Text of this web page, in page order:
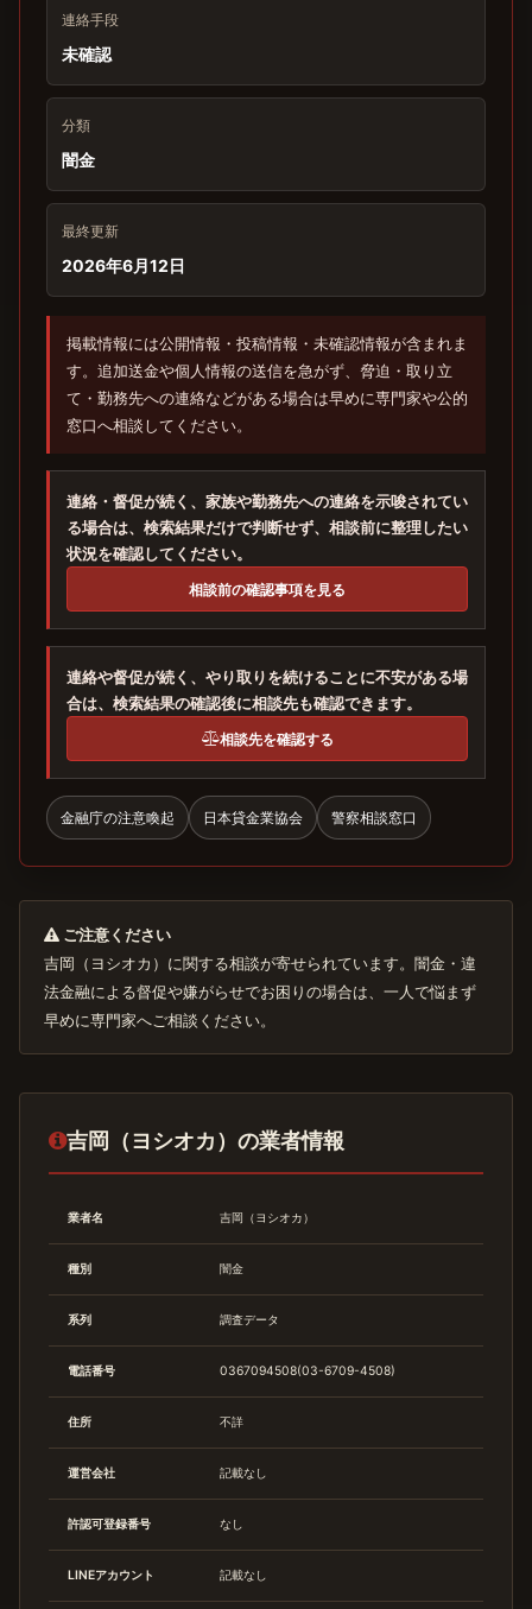
連絡手段
未確認
分類
闇金
最終更新
2026年6月12日
掲載情報には公開情報・投稿情報・未確認情報が含まれま
す。追加送金や個人情報の送信を急がず、脅迫・取り立
て・勤務先への連絡などがある場合は早めに専門家や公的
窓口へ相談してください。
連絡・督促が続く、家族や勤務先への連絡を示唆されてい
る場合は、検索結果だけで判断せず、相談前に整理したい
状況を確認してください。
相談前の確認事項を見る
連絡や督促が続く、やり取りを続けることに不安がある場
合は、検索結果の確認後に相談先も確認できます。
相談先を確認する
金融庁の注意喚起 日本貸金業協会 警察相談窓口
ご注意ください
吉岡（ヨシオカ）に関する相談が寄せられています。闇金・違
法金融による督促や嫌がらせでお困りの場合は、一人で悩まず
早めに専門家へご相談ください。
吉岡（ヨシオカ）の業者情報
業者名 吉岡（ヨシオカ）
種別 闇金
系列 調査データ
電話番号 0367094508(03-6709-4508)
住所 不詳
運営会社 記載なし
許認可登録番号 なし
LINEアカウント 記載なし